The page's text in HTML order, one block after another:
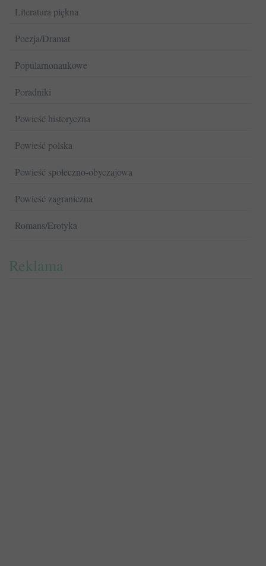
Literatura piękna
Poezja/Dramat
Popularnonaukowe
Poradniki
Powieść historyczna
Powieść polska
Powieść społeczno-obyczajowa
Powieść zagraniczna
Romans/Erotyka
Reklama